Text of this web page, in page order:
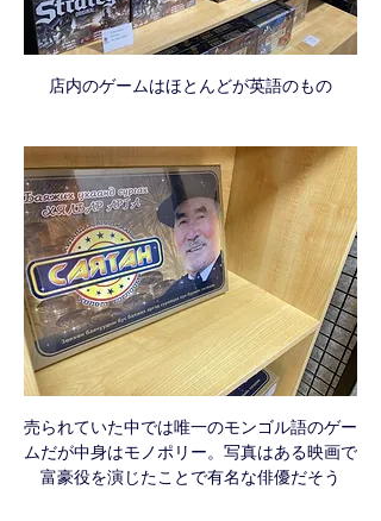
店内のゲームはほとんどが英語のもの
売られていた中では唯一のモンゴル語のゲー
ムだが中身はモノポリー。写真はある映画で
富豪役を演じたことで有名な俳優だそう